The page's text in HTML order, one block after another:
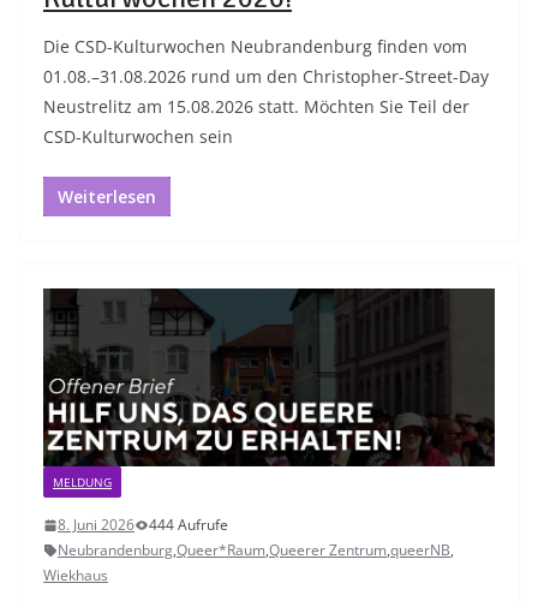
Die CSD-Kulturwochen Neubrandenburg finden vom
01.08.–31.08.2026 rund um den Christopher-Street-Day
Neustrelitz am 15.08.2026 statt. Möchten Sie Teil der
CSD-Kulturwochen sein
Weiterlesen
MELDUNG
8. Juni 2026
444 Aufrufe
Neubrandenburg,Queer*Raum,Queerer Zentrum,queerNB,
Wiekhaus